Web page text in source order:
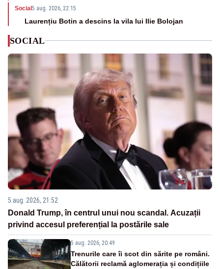
Social 5 aug. 2026, 22:15
Laurențiu Botin a descins la vila lui Ilie Bolojan
SOCIAL
5 aug. 2026, 21:52
Donald Trump, în centrul unui nou scandal. Acuzații
privind accesul preferențial la postările sale
5 aug. 2026, 20:49
Trenurile care îi scot din sărite pe români.
Călătorii reclamă aglomerația și condițiile